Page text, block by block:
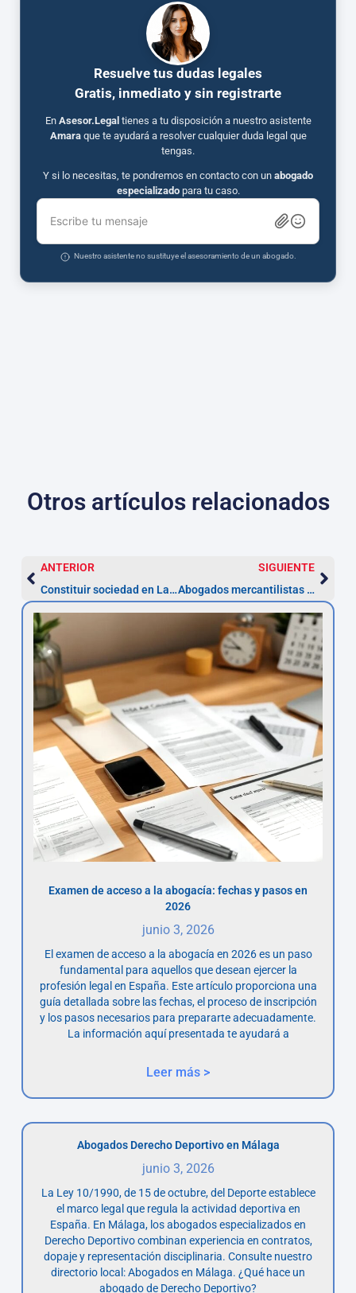
Resuelve tus dudas legales
Gratis, inmediato y sin registrarte
En Asesor.Legal tienes a tu disposición a nuestro asistente
Amaraque te ayudará a resolver cualquier duda legal que
tengas.
Y si lo necesitas, te pondremos en contacto con un abogado
especializadopara tu caso.
Escribe tu mensaje
Nuestro asistente no sustituye el asesoramiento de un abogado.
Otros artículos relacionados
ANTERIOR
Constituir sociedad en Las Palmas: 1–4 semanas y pasos clave
SIGUIENTE
Abogados mercantilistas Córdoba: proceso y tarifas 2026
Examen de acceso a la abogacía: fechas y pasos en
2026
junio 3, 2026
El examen de acceso a la abogacía en 2026 es un paso
fundamental para aquellos que desean ejercer la
profesión legal en España. Este artículo proporciona una
guía detallada sobre las fechas, el proceso de inscripción
y los pasos necesarios para prepararte adecuadamente.
La información aquí presentada te ayudará a
Leer más >
Abogados Derecho Deportivo en Málaga
junio 3, 2026
La Ley 10/1990, de 15 de octubre, del Deporte establece
el marco legal que regula la actividad deportiva en
España. En Málaga, los abogados especializados en
Derecho Deportivo combinan experiencia en contratos,
dopaje y representación disciplinaria. Consulte nuestro
directorio local: Abogados en Málaga. ¿Qué hace un
abogado de Derecho Deportivo?